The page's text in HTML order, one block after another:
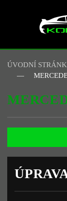
Skip to
ÚVODNÍ